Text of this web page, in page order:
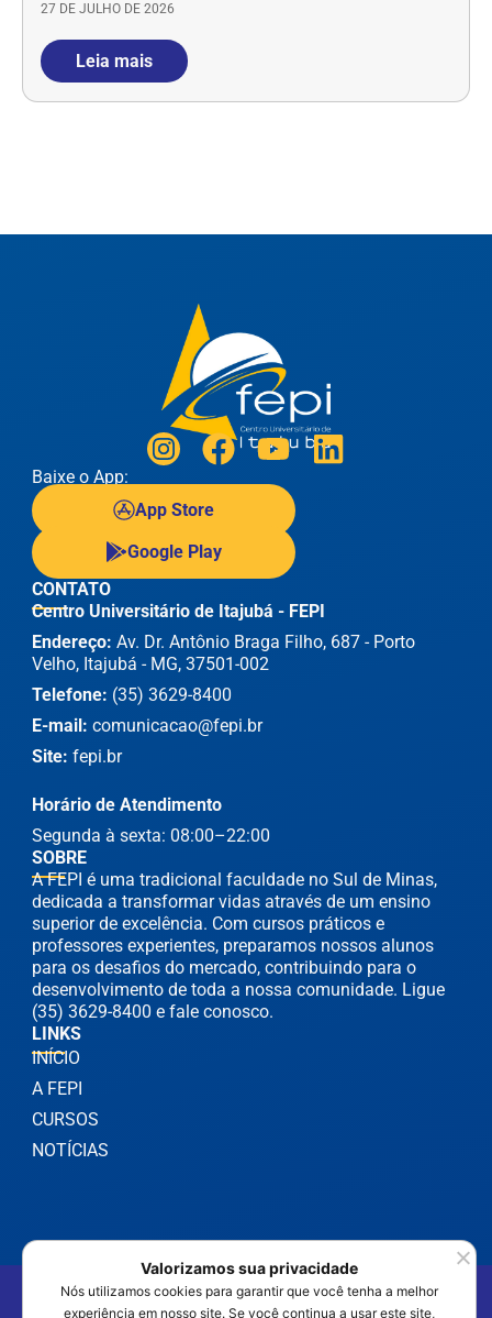
27 DE JULHO DE 2026
Leia mais
Baixe o App:
App Store
Google Play
SOBRE
A FEPI é uma tradicional faculdade no Sul de Minas,
dedicada a transformar vidas através de um ensino
superior de excelência. Com cursos práticos e
professores experientes, preparamos nossos alunos
para os desafios do mercado, contribuindo para o
desenvolvimento de toda a nossa comunidade. Ligue
(35) 3629-8400 e fale conosco.
LINKS
INÍCIO
A FEPI
CURSOS
NOTÍCIAS
CONTATO
Centro Universitário de Itajubá - FEPI
Endereço: Av. Dr. Antônio Braga Filho, 687 - Porto
Velho, Itajubá - MG, 37501-002
Telefone: (35) 3629-8400
E-mail: comunicacao@fepi.br
Site: fepi.br
Horário de Atendimento
Segunda à sexta: 08:00–22:00
©2025 FEPI Itajubá - Todos os Direitos Reservados
Política de Privacidade
Valorizamos sua privacidade
Nós utilizamos cookies para garantir que você tenha a melhor
experiência em nosso site. Se você continua a usar este site,